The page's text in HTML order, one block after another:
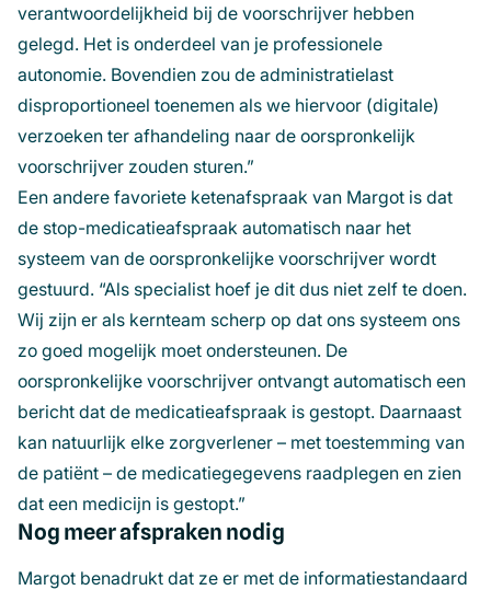
verantwoordelijkheid bij de voorschrijver hebben
gelegd. Het is onderdeel van je professionele
autonomie. Bovendien zou de administratielast
disproportioneel toenemen als we hiervoor (digitale)
verzoeken ter afhandeling naar de oorspronkelijk
voorschrijver zouden sturen.”
Een andere favoriete ketenafspraak van Margot is dat
de stop-medicatieafspraak automatisch naar het
systeem van de oorspronkelijke voorschrijver wordt
gestuurd. “Als specialist hoef je dit dus niet zelf te doen.
Wij zijn er als kernteam scherp op dat ons systeem ons
zo goed mogelijk moet ondersteunen. De
oorspronkelijke voorschrijver ontvangt automatisch een
bericht dat de medicatieafspraak is gestopt. Daarnaast
kan natuurlijk elke zorgverlener – met toestemming van
de patiënt – de medicatiegegevens raadplegen en zien
dat een medicijn is gestopt.”
Nog meer afspraken nodig
Margot benadrukt dat ze er met de informatiestandaard